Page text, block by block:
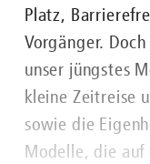
Platz,
Vorgänger.
unser jüngstes
kleine Zeitreise
sowie die
Modelle, die auf